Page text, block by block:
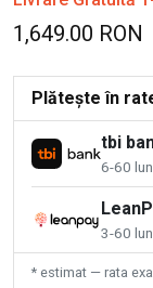
1,649.00 RON
Plătește în
tbi
6-60
3-60
* estimat — rata